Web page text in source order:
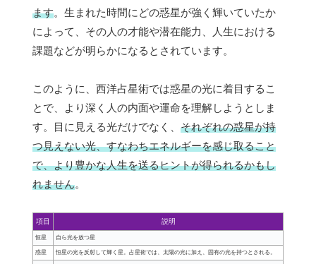
ます。生まれた時間にどの惑星が強く輝いていたか
によって、その人の才能や潜在能力、人生における
課題などが明らかになるとされています。
このように、西洋占星術では惑星の光に着目するこ
とで、より深く人の内面や運命を理解しようとしま
す。目に見える光だけでなく、 それぞれの惑星が持
つ見えない光、すなわちエネルギーを感じ取ること
で、より豊かな人生を送るヒントが得られるかもし
れません。
項目 説明
恒星 自ら光を放つ星
惑星 恒星の光を反射して輝く星。占星術では、太陽の光に加え、固有の光を持つとされる。